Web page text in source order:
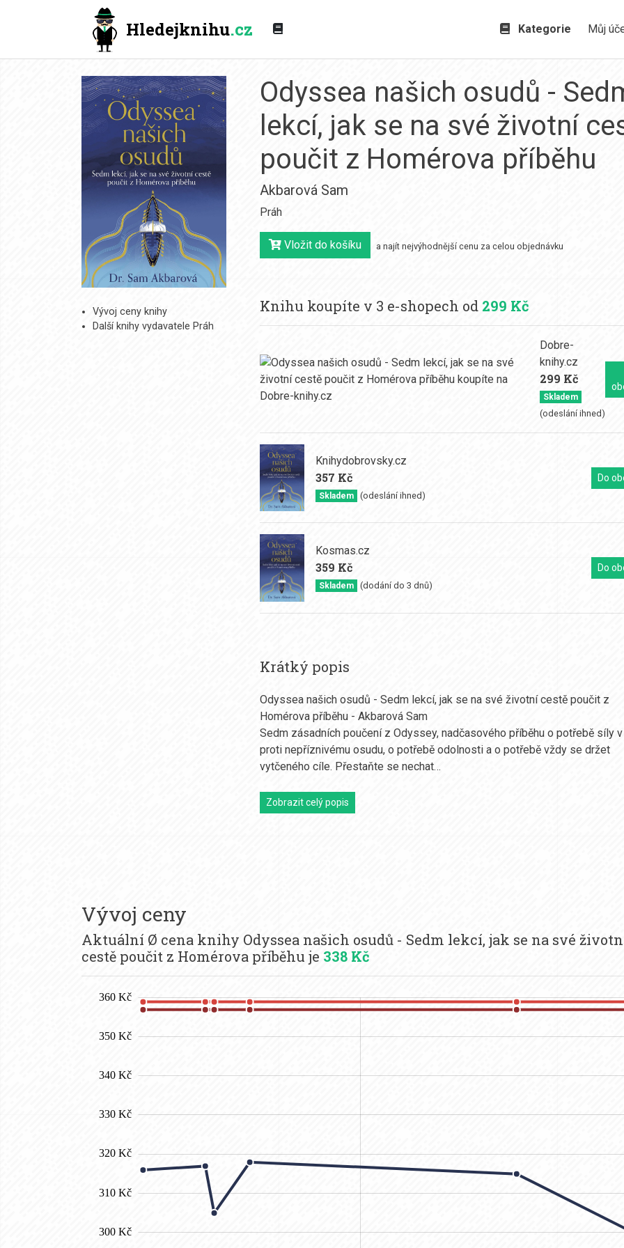
Hledejknihu.cz Kategorie Můj
Vývoj ceny knihy
Další knihy vydavatele Práh
Odyssea našich osudů -
lekcí, jak se na své životní
poučit z Homérova příběhu
Akbarová Sam
Práh
Vložit do košíku a najít nejvýhodnější cenu za celou objednávku
Knihu koupíte v 3 e-shopech od 299 Kč
Dobre-
knihy.cz
299 Kč
Skladem
(odeslání ihned)
Knihydobrovsky.cz
357 Kč
Skladem (odeslání ihned)
Do
Kosmas.cz
359 Kč
Skladem (dodání do 3 dnů)
Do
Krátký popis
Odyssea našich osudů - Sedm lekcí, jak se na své životní cestě poučit z
Homérova příběhu - Akbarová Sam
Sedm zásadních poučení z Odyssey, nadčasového příběhu o potřebě síly
proti nepříznivému osudu, o potřebě odolnosti a o potřebě vždy se držet
vytčeného cíle. Přestaňte se nechat…
Zobrazit celý popis
Vývoj ceny
Aktuální Ø cena knihy Odyssea našich osudů - Sedm lekcí, jak se na své
cestě poučit z Homérova příběhu je 338 Kč